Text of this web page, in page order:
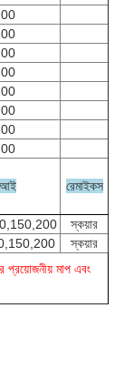
রেমাইকস
স্কয়ার
স্কয়ার
প্রয়োজনীয় মাপ এবং